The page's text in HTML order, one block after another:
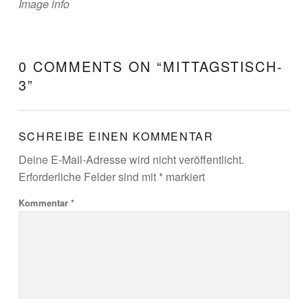
Image info
0 COMMENTS ON “MITTAGSTISCH-
3”
SCHREIBE EINEN KOMMENTAR
Deine E-Mail-Adresse wird nicht veröffentlicht.
Erforderliche Felder sind mit *markiert
Kommentar *